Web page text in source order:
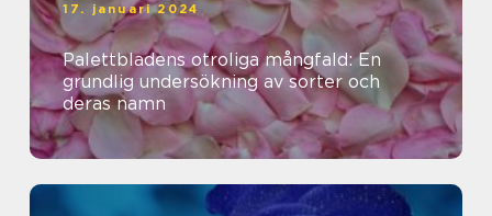
17. januari 2024
Palettbladens otroliga mångfald: En
grundlig undersökning av sorter och
deras namn